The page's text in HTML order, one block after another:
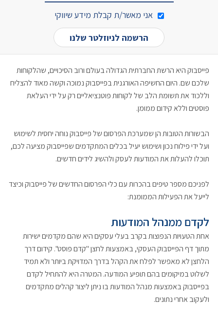
אני מאשר/ת קבלת מידע שיווקי
פייסבוק היא הרשת החברתית הגדולה בעולם ורוב הסיכויים, שהלקוחות
שלכם שם. היום החשיפה האורגנית בפייסבוק נמוכה וקשה מאוד להצליח
וללכוד את תשומת הלב של לקוחות פוטנציאליים רק על ידי העלאת
פוסטים וללא קידום ממומן.
הבשורות הטובות הן שמערכת הפרסום של פייסבוק נוחה יחסית לשימוש
ועל ידי פילוח נכון ושימוש יעיל בכלים המתקדמים שפייסבוק מציעה לכם,
תוכלו להעלות את המודעות לעסק ולהשיג לידים חדשים.
לפניכם מספר טיפים בהכרות עם כלי הפרסום החדשים של פייסבוק וכיצד
לייעל את הפעילות הממומנת:
לקדם ממנהל המודעות
אחת הטעויות הנפוצות בקרב בעלי עסקים היא שהם מקדמים ישירות
מתוך דף הפייסבוק העסקי, באמצעות לחצן "קדם פוסט". קידום דרך
הלחצן לא מאפשר לפלח את הקהל בדרך המדויקת ביותר ולא תמיד
לשלוט במיקומים בהם תופיע המודעה. המטרה היא להתחיל לקדם
בפייסבוק באמצעות מנהל המודעות בו ניתן ליצור קהלים מתקדמים
ולעקוב אחרי נתונים.